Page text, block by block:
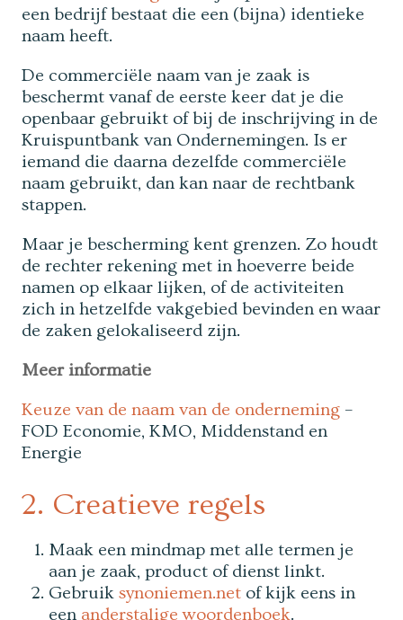
een bedrijf bestaat die een (bijna) identieke
naam heeft.
De commerciële naam van je zaak is
beschermt vanaf de eerste keer dat je die
openbaar gebruikt of bij de inschrijving in de
Kruispuntbank van Ondernemingen. Is er
iemand die daarna dezelfde commerciële
naam gebruikt, dan kan naar de rechtbank
stappen.
Maar je bescherming kent grenzen. Zo houdt
de rechter rekening met in hoeverre beide
namen op elkaar lijken, of de activiteiten
zich in hetzelfde vakgebied bevinden en waar
de zaken gelokaliseerd zijn.
Meer informatie
Keuze van de naam van de onderneming –
FOD Economie, KMO, Middenstand en
Energie
2. Creatieve regels
Maak een mindmap met alle termen je
aan je zaak, product of dienst linkt.
Gebruiksynoniemen.net of kijk eens in
een anderstalige woordenboek.